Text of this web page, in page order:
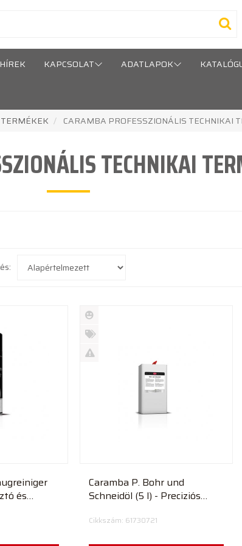
HÍREK KAPCSOLAT ADATLAPOK
CARAMBA PROFESSZIONÁLIS TECHNIKAI
TECHNIKAI
és
Új
termék
%
Caramba P. Bohr und
Schneidöl (5 l) - Preciziós
Cikkszám: 61730721